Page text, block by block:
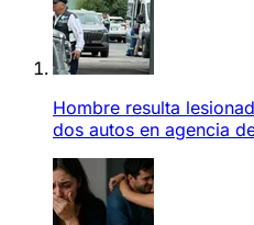
Hombre resulta
dos autos en agencia